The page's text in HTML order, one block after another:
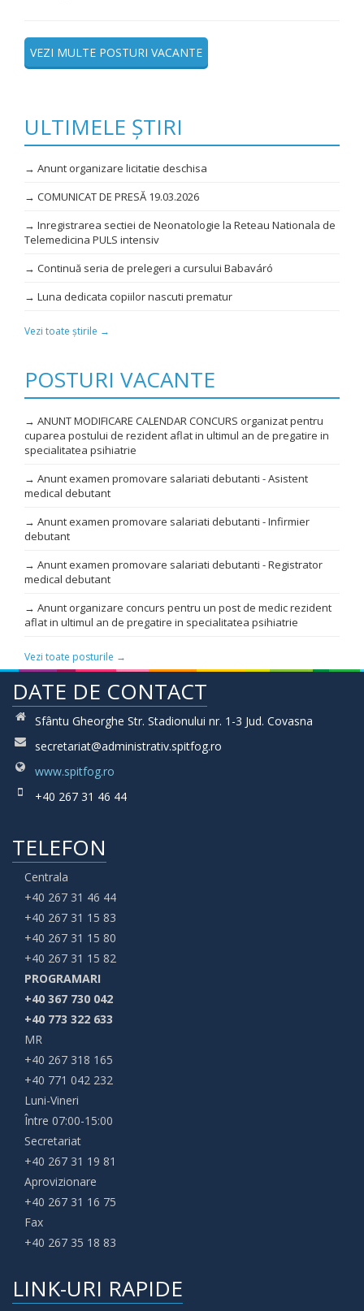
VEZI MULTE POSTURI VACANTE
ULTIMELE ȘTIRI
→ Anunt organizare licitatie deschisa
→ COMUNICAT DE PRESĂ 19.03.2026
→ Inregistrarea sectiei de Neonatologie la Reteau Nationala de
Telemedicina PULS intensiv
→ Continuă seria de prelegeri a cursului Babaváró
→ Luna dedicata copiilor nascuti prematur
Vezi toate știrile →
POSTURI VACANTE
→ ANUNT MODIFICARE CALENDAR CONCURS organizat pentru
cuparea postului de rezident aflat in ultimul an de pregatire in
specialitatea psihiatrie
→ Anunt examen promovare salariati debutanti - Asistent
medical debutant
→ Anunt examen promovare salariati debutanti - Infirmier
debutant
→ Anunt examen promovare salariati debutanti - Registrator
medical debutant
→ Anunt organizare concurs pentru un post de medic rezident
aflat in ultimul an de pregatire in specialitatea psihiatrie
Vezi toate posturile →
DATE DE CONTACT
Sfântu Gheorghe Str. Stadionului nr. 1-3 Jud. Covasna
secretariat@administrativ.spitfog.ro
www.spitfog.ro
+40 267 31 46 44
TELEFON
Centrala
+40 267 31 46 44
+40 267 31 15 83
+40 267 31 15 80
+40 267 31 15 82
PROGRAMARI
+40 367 730 042
+40 773 322 633
MR
+40 267 318 165
+40 771 042 232
Luni-Vineri
Între 07:00-15:00
Secretariat
+40 267 31 19 81
Aprovizionare
+40 267 31 16 75
Fax
+40 267 35 18 83
LINK-URI RAPIDE